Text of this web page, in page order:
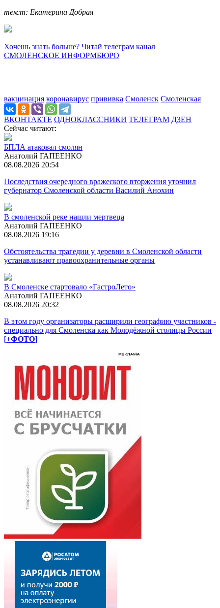
текст: Екатерина Добрая
Хочешь знать больше? Читай телеграм канал
СМОЛЕНСКОЕ ИНФОРМБЮРО
вакцинация коронавирус прививка Смоленск Смоленская
ВКОНТАКТЕ ОДНОКЛАССНИКИ ТЕЛЕГРАМ ДЗЕН
Сейчас читают:
БПЛА атаковал смолян
Анатолий ГАПЕЕНКО
08.08.2026 20:54
Последствия очередного вражеского вторжения уточнил
губернатор Смоленской области Василий Анохин
В смоленской реке нашли мертвеца
Анатолий ГАПЕЕНКО
08.08.2026 19:16
Обстоятельства трагедии у деревни в Смоленской области
устанавливают правоохранительные органы
В Смоленске стартовало «ГастроЛето»
Анатолий ГАПЕЕНКО
08.08.2026 20:32
В этом году организаторы расширили географию участников -
специально для Смоленска как Молодёжной столицы России
[+ФОТО]